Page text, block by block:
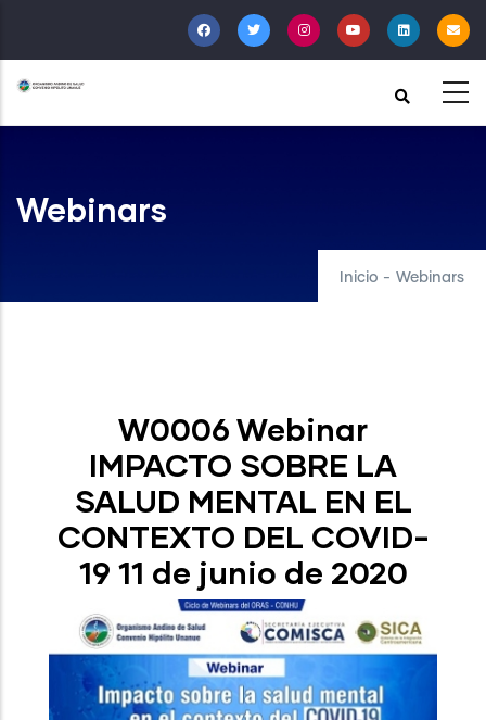
al
contenido
principal
Webinars
Inicio - Webinars
W0006 Webinar
IMPACTO SOBRE LA
SALUD MENTAL EN EL
CONTEXTO DEL COVID-
19 11 de junio de 2020